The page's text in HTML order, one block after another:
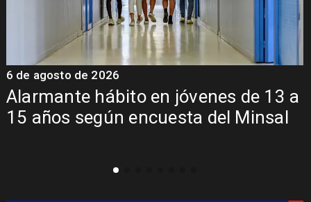
Alarmante hábito en jóvenes de 13 a
15 años según encuesta del Minsal
6 de agosto de 2026